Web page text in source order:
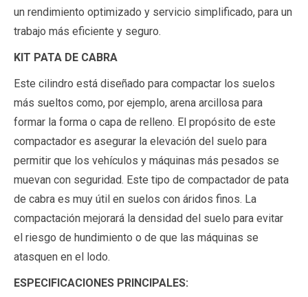
un rendimiento optimizado y servicio simplificado, para un
trabajo más eficiente y seguro.
KIT PATA DE CABRA
Este cilindro está diseñado para compactar los suelos
más sueltos como, por ejemplo, arena arcillosa para
formar la forma o capa de relleno. El propósito de este
compactador es asegurar la elevación del suelo para
permitir que los vehículos y máquinas más pesados se
muevan con seguridad. Este tipo de compactador de pata
de cabra es muy útil en suelos con áridos finos. La
compactación mejorará la densidad del suelo para evitar
el riesgo de hundimiento o de que las máquinas se
atasquen en el lodo.
ESPECIFICACIONES PRINCIPALES: